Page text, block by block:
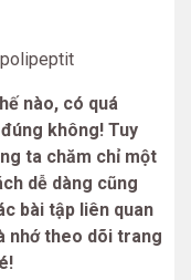
polipeptit
nào, có quá
không! Tuy
ta chăm chỉ một
dễ dàng cũng
bài tập liên quan
nhớ theo dõi trang